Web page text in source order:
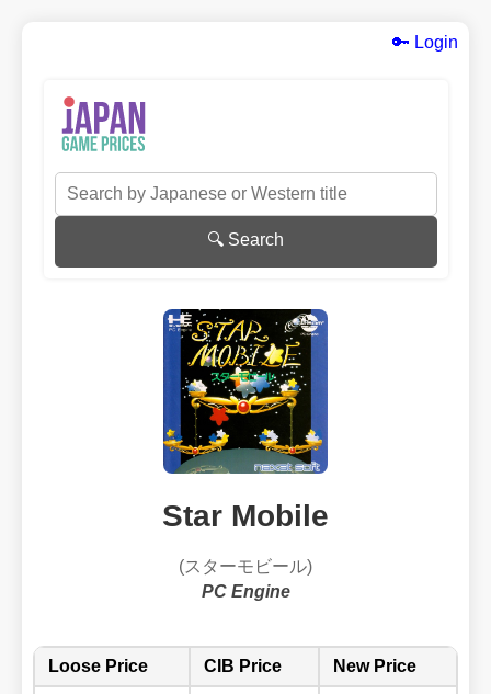
🔑 Login
🔍 Search
Star Mobile
(スターモビール)
PC Engine
Loose Price CIB Price New Price